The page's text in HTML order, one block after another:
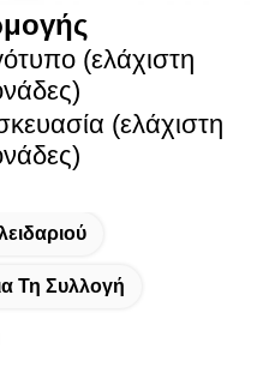
(ελάχιστη
(ελάχιστη
Τη Συλλογή